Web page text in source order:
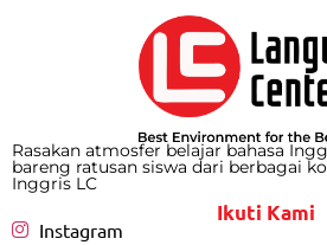
Rasakan atmosfer belajar bahasa
bareng ratusan siswa dari berbagai
Inggris LC
Ikuti Kami
Instagram